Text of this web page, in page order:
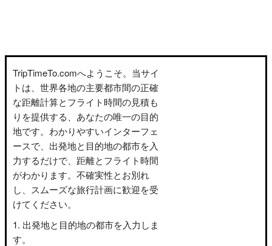
TripTimeTo.comへようこそ。当サイ
トは、世界各地の主要都市間の正確
な距離計算とフライト時間の見積も
りを提供する、あなたの唯一の目的
地です。わかりやすいインターフェ
ースで、出発地と目的地の都市を入
力するだけで、距離とフライト時間
がわかります。不確実性とお別れ
し、スムーズな旅行計画に歓迎を受
けてください。
出発地と目的地の都市を入力しま
す。